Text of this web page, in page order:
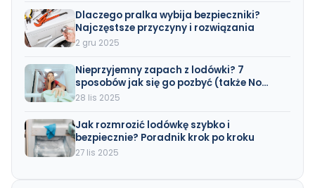
Dlaczego pralka wybija bezpieczniki?
Najczęstsze przyczyny i rozwiązania
2 gru 2025
Nieprzyjemny zapach z lodówki? 7
sposobów jak się go pozbyć (także No
Frost)
28 lis 2025
Jak rozmrozić lodówkę szybko i
bezpiecznie? Poradnik krok po kroku
27 lis 2025